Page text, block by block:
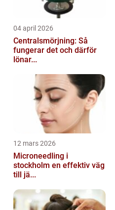
04 april 2026
Centralsmörjning: Så
fungerar det och därför
lönar...
12 mars 2026
Microneedling i
stockholm en effektiv väg
till jä...